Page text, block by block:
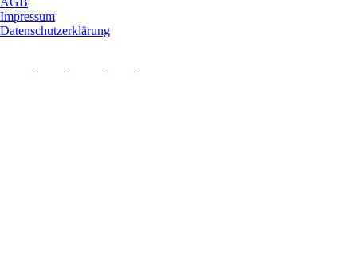
Impressum
Datenschutzerklärung